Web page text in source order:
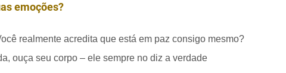
emoções?
realmente acredita que está em paz consigo mesmo?
ouça seu corpo – ele sempre no diz a verdade